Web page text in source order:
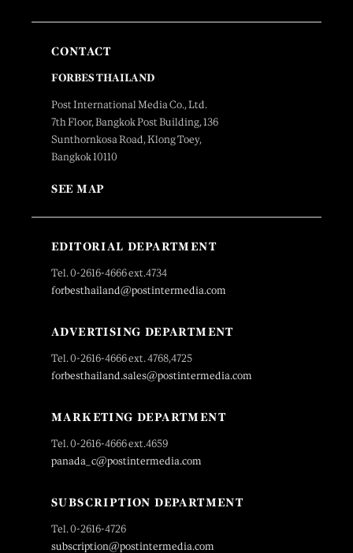
CONTACT
FORBES THAILAND
Post International Media Co., Ltd.
7th Floor, Bangkok Post Building, 136
Sunthornkosa Road, Klong Toey,
Bangkok 10110
SEE MAP
EDITORIAL DEPARTMENT
Tel. 0-2616-4666 ext.4734
forbesthailand@postintermedia.com
ADVERTISING DEPARTMENT
Tel. 0-2616-4666 ext. 4768,4725
forbesthailand.sales@postintermedia.com
MARKETING DEPARTMENT
Tel. 0-2616-4666 ext.4659
panada_c@postintermedia.com
SUBSCRIPTION DEPARTMENT
Tel. 0-2616-4726
subscription@postintermedia.com